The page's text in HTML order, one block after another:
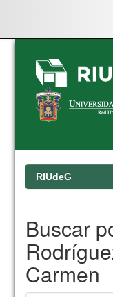
Skip
navigation
RIUdeG
Buscar
Carmen